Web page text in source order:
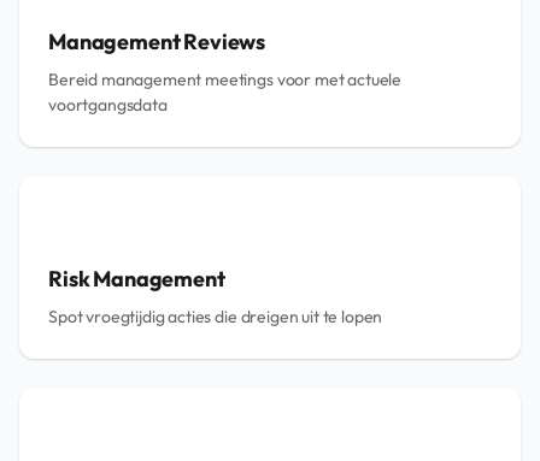
Management Reviews
Bereid management meetings voor met actuele
voortgangsdata
Risk Management
Spot vroegtijdig acties die dreigen uit te lopen